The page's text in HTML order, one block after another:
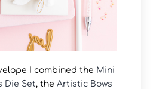
I combined the Mini
Die Set, the Artistic Bows